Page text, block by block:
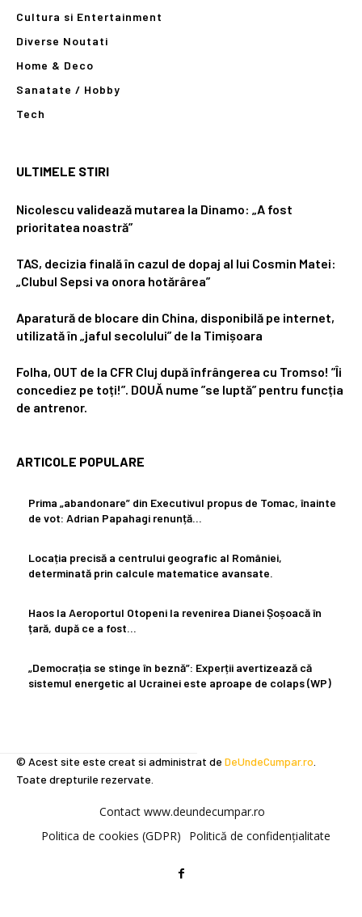
Cultura si Entertainment
Diverse Noutati
Home & Deco
Sanatate / Hobby
Tech
ULTIMELE STIRI
Nicolescu validează mutarea la Dinamo: „A fost
prioritatea noastră”
TAS, decizia finală în cazul de dopaj al lui Cosmin Matei:
„Clubul Sepsi va onora hotărârea”
Aparatură de blocare din China, disponibilă pe internet,
utilizată în „jaful secolului” de la Timișoara
Folha, OUT de la CFR Cluj după înfrângerea cu Tromso! ”Îi
concediez pe toți!”. DOUĂ nume ”se luptă” pentru funcția
de antrenor.
ARTICOLE POPULARE
Prima „abandonare” din Executivul propus de Tomac, înainte
de vot: Adrian Papahagi renunță…
Locația precisă a centrului geografic al României,
determinată prin calcule matematice avansate.
Haos la Aeroportul Otopeni la revenirea Dianei Șoșoacă în
țară, după ce a fost…
„Democrația se stinge în beznă”: Experții avertizează că
sistemul energetic al Ucrainei este aproape de colaps (WP)
© Acest site este creat si administrat de DeUndeCumpar.ro
Toate drepturile rezervate.
Contact www.deundecumpar.ro
Politica de cookies (GDPR)
Politică de confidențialitate